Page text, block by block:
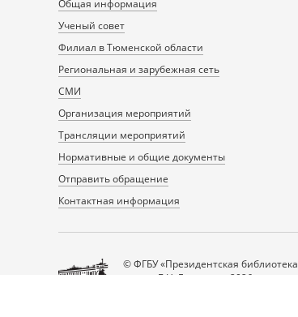
Общая информация
Ученый совет
Филиал в Тюменской области
Региональная и зарубежная сеть
СМИ
Организация мероприятий
Трансляции мероприятий
Нормативные и общие документы
Отправить обращение
Контактная информация
© ФГБУ «Президентская библиотека
имени Б.Н. Ельцина», 2026